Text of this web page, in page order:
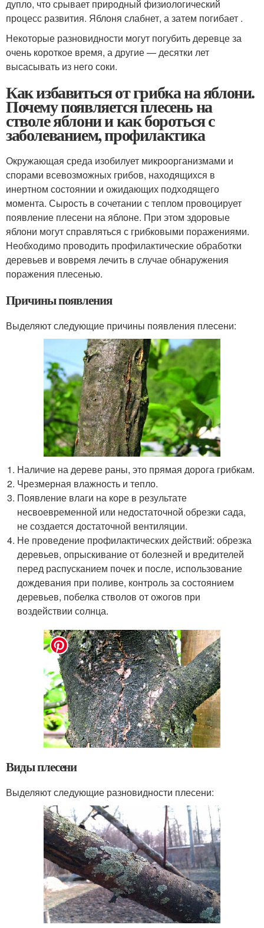
дупло, что срывает природный физиологический
процесс развития. Яблоня слабнет, а затем погибает .
Некоторые разновидности могут погубить деревце за
очень короткое время, а другие — десятки лет
высасывать из него соки.
Как избавиться от грибка на яблони.
Почему появляется плесень на
стволе яблони и как бороться с
заболеванием, профилактика
Окружающая среда изобилует микроорганизмами и
спорами всевозможных грибов, находящихся в
инертном состоянии и ожидающих подходящего
момента. Сырость в сочетании с теплом провоцирует
появление плесени на яблоне. При этом здоровые
яблони могут справляться с грибковыми поражениями.
Необходимо проводить профилактические обработки
деревьев и вовремя лечить в случае обнаружения
поражения плесенью.
Причины появления
Выделяют следующие причины появления плесени:
Наличие на дереве раны, это прямая дорога грибкам.
Чрезмерная влажность и тепло.
Появление влаги на коре в результате
несвоевременной или недостаточной обрезки сада,
не создается достаточной вентиляции.
Не проведение профилактических действий: обрезка
деревьев, опрыскивание от болезней и вредителей
перед распусканием почек и после, использование
дождевания при поливе, контроль за состоянием
деревьев, побелка стволов от ожогов при
воздействии солнца.
Виды плесени
Выделяют следующие разновидности плесени: